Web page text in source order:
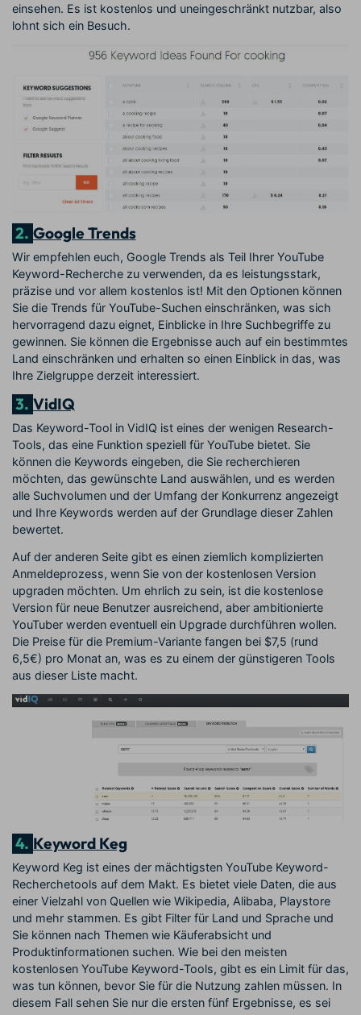
einsehen. Es ist kostenlos und uneingeschränkt nutzbar, also
lohnt sich ein Besuch.
2. Google Trends
Wir empfehlen euch, Google Trends als Teil Ihrer YouTube
Keyword-Recherche zu verwenden, da es leistungsstark,
präzise und vor allem kostenlos ist! Mit den Optionen können
Sie die Trends für YouTube-Suchen einschränken, was sich
hervorragend dazu eignet, Einblicke in Ihre Suchbegriffe zu
gewinnen. Sie können die Ergebnisse auch auf ein bestimmtes
Land einschränken und erhalten so einen Einblick in das, was
Ihre Zielgruppe derzeit interessiert.
3. VidIQ
Das Keyword-Tool in VidIQ ist eines der wenigen Research-
Tools, das eine Funktion speziell für YouTube bietet. Sie
können die Keywords eingeben, die Sie recherchieren
möchten, das gewünschte Land auswählen, und es werden
alle Suchvolumen und der Umfang der Konkurrenz angezeigt
und Ihre Keywords werden auf der Grundlage dieser Zahlen
bewertet.
Auf der anderen Seite gibt es einen ziemlich komplizierten
Anmeldeprozess, wenn Sie von der kostenlosen Version
upgraden möchten. Um ehrlich zu sein, ist die kostenlose
Version für neue Benutzer ausreichend, aber ambitionierte
YouTuber werden eventuell ein Upgrade durchführen wollen.
Die Preise für die Premium-Variante fangen bei $7,5 (rund
6,5€) pro Monat an, was es zu einem der günstigeren Tools
aus dieser Liste macht.
4. Keyword Keg
Keyword Keg ist eines der mächtigsten YouTube Keyword-
Recherchetools auf dem Makt. Es bietet viele Daten, die aus
einer Vielzahl von Quellen wie Wikipedia, Alibaba, Playstore
und mehr stammen. Es gibt Filter für Land und Sprache und
Sie können nach Themen wie Käuferabsicht und
Produktinformationen suchen. Wie bei den meisten
kostenlosen YouTube Keyword-Tools, gibt es ein Limit für das,
was tun können, bevor Sie für die Nutzung zahlen müssen. In
diesem Fall sehen Sie nur die ersten fünf Ergebnisse, es sei